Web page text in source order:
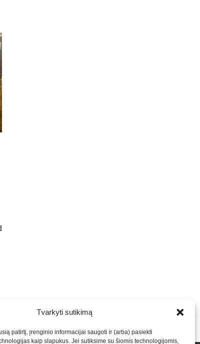
Tvarkyti sutikimą
patirtį, įrenginio informacijai saugoti ir (arba) pasiekti
kaip slapukus. Jei sutiksime su šiomis technologijomis,